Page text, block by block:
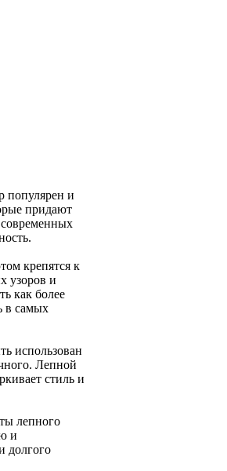
популярен и
придают
крепятся к
узоров и
как более
в самых
использован
Лепной
стиль и
лепного
и
долгого